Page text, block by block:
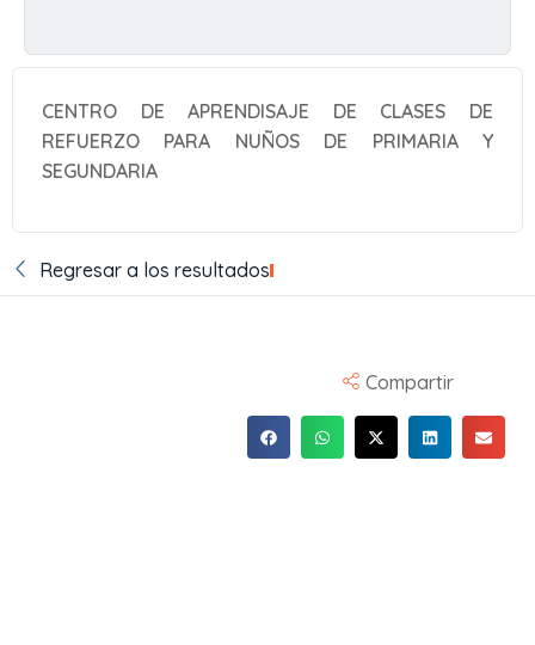
CENTRO DE APRENDISAJE DE CLASES DE
REFUERZO PARA NUÑOS DE PRIMARIA Y
SEGUNDARIA
Regresar a los resultados
Compartir